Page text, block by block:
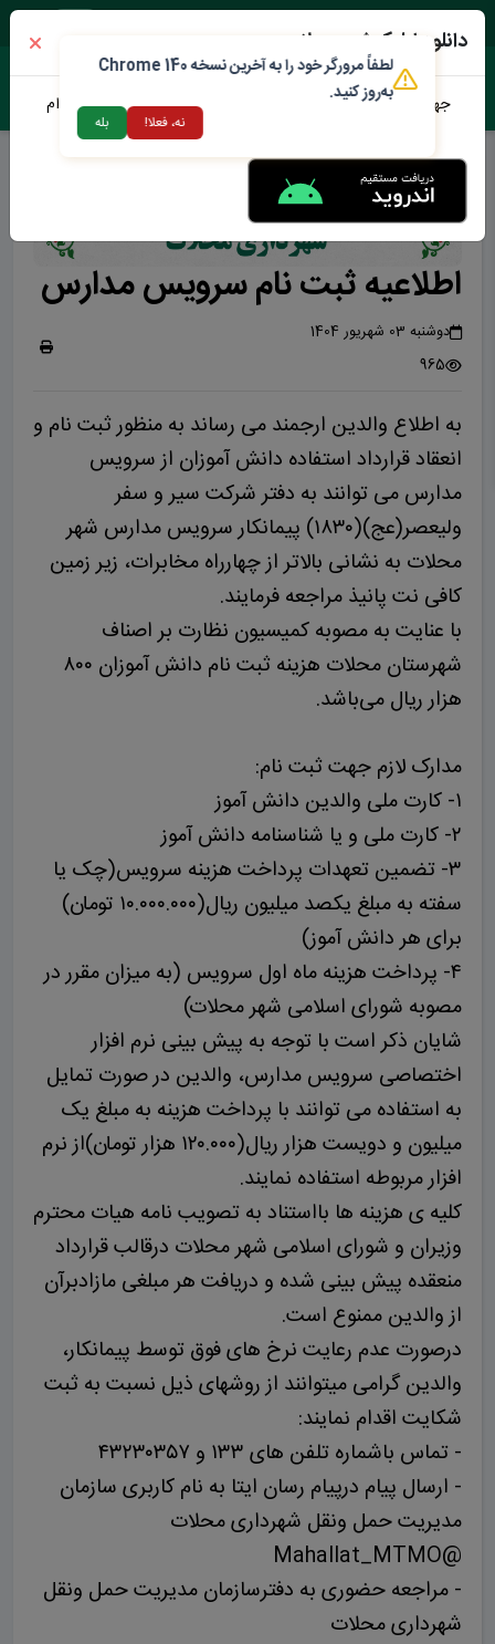
اطلاعیه ثبت نام سرویس مدارس
دوشنبه 03 شهریور 1404
965
به اطلاع والدین ارجمند می رساند به منظور ثبت نام و
انعقاد قرارداد استفاده دانش آموزان از سرویس
مدارس می توانند به دفتر شرکت سیر و سفر
ولیعصر(عج)(۱۸۳۰) پیمانکار سرویس مدارس شهر
محلات به نشانی بالاتر از چهارراه مخابرات، زیر زمین
کافی نت پانیذ مراجعه فرمایند.
با عنایت به مصوبه کمیسیون نظارت بر اصناف
شهرستان محلات هزینه ثبت نام دانش آموزان ۸۰۰
هزار ریال می‌باشد.
مدارک لازم جهت ثبت نام:
۱- کارت ملی والدین دانش آموز
۲- کارت ملی و یا شناسنامه دانش آموز
۳- تضمین تعهدات پرداخت هزینه سرویس(چک یا
سفته به مبلغ یکصد میلیون ریال(۱۰.۰۰۰.۰۰۰ تومان)
برای هر دانش آموز)
۴- پرداخت هزینه ماه اول سرویس (به میزان مقرر در
مصوبه شورای اسلامی شهر محلات)
شایان ذکر است با توجه به پیش بینی نرم افزار
اختصاصی سرویس مدارس، والدین در صورت تمایل
به استفاده می توانند با پرداخت هزینه به مبلغ یک
میلیون و دویست هزار ریال(۱۲۰.۰۰۰ هزار تومان)از نرم
افزار مربوطه استفاده نمایند.
کلیه ی هزینه ها بااستناد به تصویب نامه هیات محترم
وزیران و شورای اسلامی شهر محلات درقالب قرارداد
منعقده پیش بینی شده و دریافت هر مبلغی مازادبرآن
از والدین ممنوع است.
درصورت عدم رعایت نرخ های فوق توسط پیمانکار،
والدین گرامی میتوانند از روشهای ذیل نسبت به ثبت
شکایت اقدام نمایند:
- تماس باشماره تلفن های ۱۳۳ و ۴۳۲۳۰۳۵۷
- ارسال پیام درپیام رسان ایتا به نام کاربری سازمان
مدیریت حمل ونقل شهرداری محلات
@Mahallat_MTMO
- مراجعه حضوری به دفترسازمان مدیریت حمل ونقل
شهرداری محلات
دانلود اپلیکیشن محلات من
جهت دانلود نرم افزار محلات من می توانید از طریق لینک زیر اقدام
لطفاً مرورگر خود را به آخرین نسخه Chrome 140
به‌روز کنید.
نه، فعلا! بله